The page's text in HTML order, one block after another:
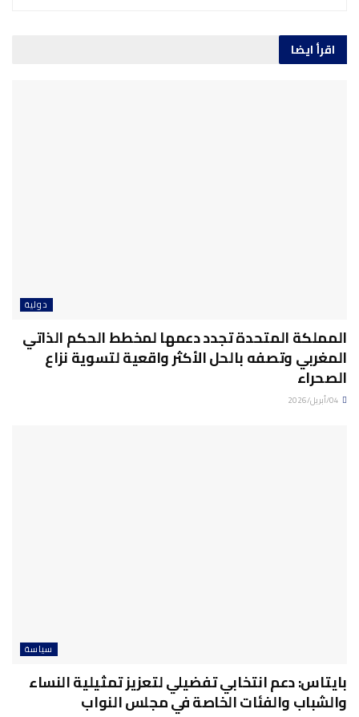
اقرأ ايضا
دولية
المملكة المتحدة تجدد دعمها لمخطط الحكم الذاتي
المغربي وتصفه بالحل الأكثر واقعية لتسوية نزاع
الصحراء
سياسة
بايتاس: دعم انتخابي تفضيلي لتعزيز تمثيلية النساء
والشباب والفئات الخاصة في مجلس النواب